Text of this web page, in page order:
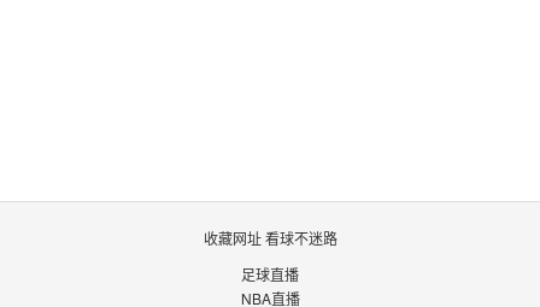
收藏网址 看球不迷路
足球直播
NBA直播